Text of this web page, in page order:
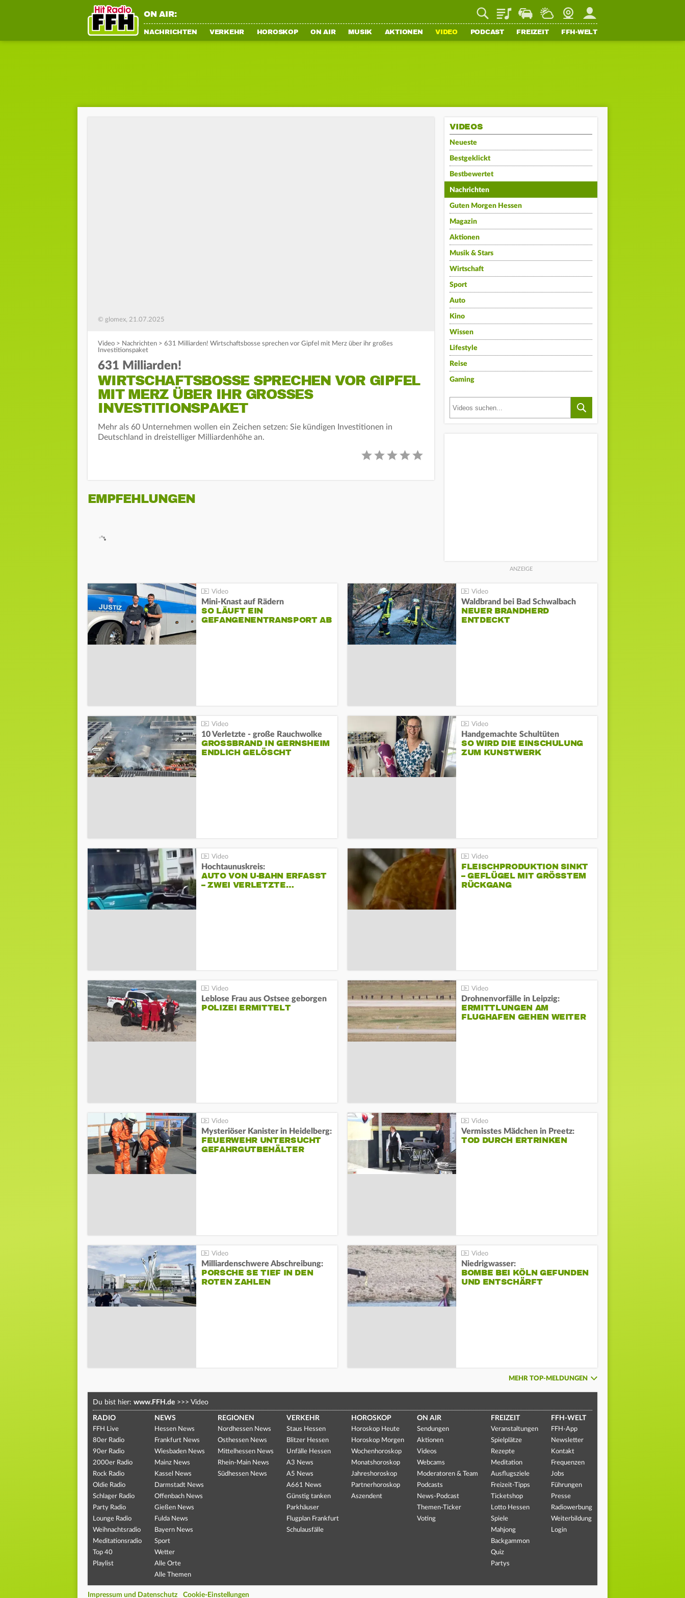
ON AIR: PlaylistStaupilotWetterWebcamMein FFH
NACHRICHTEN VERKEHR HOROSKOP ON AIR MUSIK AKTIONEN VIDEO PODCAST FREIZEIT FFH-WELT
© glomex, 21.07.2025
Video > Nachrichten > 631 Milliarden! Wirtschaftsbosse sprechen vor Gipfel mit Merz über ihr großes
Investitionspaket
631 Milliarden!
WIRTSCHAFTSBOSSE SPRECHEN VOR GIPFEL
MIT MERZ ÜBER IHR GROSSES I
NVESTITIONSPAKET
Mehr als 60 Unternehmen wollen ein Zeichen setzen: Sie kündigen Investitionen in
Deutschland in dreistelliger Milliardenhöhe an.
EMPFEHLUNGEN
VIDEOS
Neueste
Bestgeklickt
Bestbewertet
Nachrichten
Guten Morgen Hessen
Magazin
Aktionen
Musik & Stars
Wirtschaft
Sport
Auto
Kino
Wissen
Lifestyle
Reise
Gaming
Mini-Knast auf Rädern
SO LÄUFT EIN
GEFANGENENTRANSPORT AB
Waldbrand bei Bad Schwalbach
NEUER BRANDHERD
ENTDECKT
10 Verletzte - große Rauchwolke
GROSSBRAND IN GERNSHEIM E
NDLICH GELÖSCHT
Handgemachte Schultüten
SO WIRD DIE EINSCHULUNG
ZUM KUNSTWERK
Hochtaunuskreis:
AUTO VON U-BAHN ERFASST
– ZWEI VERLETZTE…
FLEISCHPRODUKTION SINKT
– GEFLÜGEL MIT GRÖSSTEM R
ÜCKGANG
Leblose Frau aus Ostsee geborgen
POLIZEI ERMITTELT
Drohnenvorfälle in Leipzig:
ERMITTLUNGEN AM
FLUGHAFEN GEHEN WEITER
Mysteriöser Kanister in Heidelberg:
FEUERWEHR UNTERSUCHT
GEFAHRGUTBEHÄLTER
Vermisstes Mädchen in Preetz:
TOD DURCH ERTRINKEN
Milliardenschwere Abschreibung:
PORSCHE SE TIEF IN DEN
ROTEN ZAHLEN
Niedrigwasser:
BOMBE BEI KÖLN GEFUNDEN
UND ENTSCHÄRFT
MEHR TOP-MELDUNGEN
Du bist hier: www.FFH.de >>> Video
RADIO
FFH Live
80er Radio
90er Radio
2000er Radio
Rock Radio
Oldie Radio
Schlager Radio
Party Radio
Lounge Radio
Weihnachtsradio
Meditationsradio
Top 40
Playlist
NEWS
Hessen News
Frankfurt News
Wiesbaden News
Mainz News
Kassel News
Darmstadt News
Offenbach News
Gießen News
Fulda News
Bayern News
Sport
Wetter
Alle Orte
Alle Themen
REGIONEN
Nordhessen News
Osthessen News
Mittelhessen News
Rhein-Main News
Südhessen News
VERKEHR
Staus Hessen
Blitzer Hessen
Unfälle Hessen
A3 News
A5 News
A661 News
Günstig tanken
Parkhäuser
Flugplan Frankfurt
Schulausfälle
HOROSKOP
Horoskop Heute
Horoskop Morgen
Wochenhoroskop
Monatshoroskop
Jahreshoroskop
Partnerhoroskop
Aszendent
ON AIR
Sendungen
Aktionen
Videos
Webcams
Moderatoren & Team
Podcasts
News-Podcast
Themen-Ticker
Voting
FREIZEIT
Veranstaltungen
Spielplätze
Rezepte
Meditation
Ausflugsziele
Freizeit-Tipps
Ticketshop
Lotto Hessen
Spiele
Mahjong
Backgammon
Quiz
Partys
FFH-WELT
FFH-App
Newsletter
Kontakt
Frequenzen
Jobs
Führungen
Presse
Radiowerbung
Weiterbildung
Login
Impressum und Datenschutz Cookie-Einstellungen